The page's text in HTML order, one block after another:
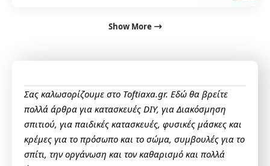
Show More
Σας καλωσορίζουμε στο Toftiaxa.gr. Εδώ θα βρείτε
πολλά άρθρα για κατασκευές DIY, για Διακόσμηση
σπιτιού, για παιδικές κατασκευές, φυσικές μάσκες και
κρέμες για το πρόσωπο και το σώμα, συμβουλές για το
σπίτι, την οργάνωση και τον καθαρισμό και πολλά